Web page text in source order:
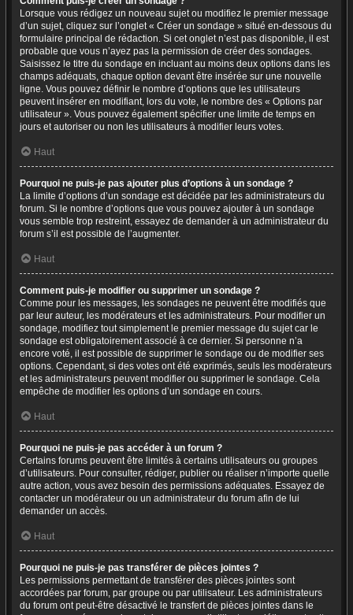
Lorsque vous rédigez un nouveau sujet ou modifiez le premier message
d’un sujet, cliquez sur l’onglet « Créer un sondage » situé en-dessous du
formulaire principal de rédaction. Si cet onglet n’est pas disponible, il est
probable que vous n’ayez pas la permission de créer des sondages.
Saisissez le titre du sondage en incluant au moins deux options dans les
champs adéquats, chaque option devant être insérée sur une nouvelle
ligne. Vous pouvez définir le nombre d’options que les utilisateurs
peuvent insérer en modifiant, lors du vote, le nombre des « Options par
utilisateur ». Vous pouvez également spécifier une limite de temps en
jours et autoriser ou non les utilisateurs à modifier leurs votes.
Haut
Pourquoi ne puis-je pas ajouter plus d’options à un sondage ?
La limite d’options d’un sondage est décidée par les administrateurs du
forum. Si le nombre d’options que vous pouvez ajouter à un sondage
vous semble trop restreint, essayez de demander à un administrateur du
forum s’il est possible de l’augmenter.
Haut
Comment puis-je modifier ou supprimer un sondage ?
Comme pour les messages, les sondages ne peuvent être modifiés que
par leur auteur, les modérateurs et les administrateurs. Pour modifier un
sondage, modifiez tout simplement le premier message du sujet car le
sondage est obligatoirement associé à ce dernier. Si personne n’a
encore voté, il est possible de supprimer le sondage ou de modifier ses
options. Cependant, si des votes ont été exprimés, seuls les modérateurs
et les administrateurs peuvent modifier ou supprimer le sondage. Cela
empêche de modifier les options d’un sondage en cours.
Haut
Pourquoi ne puis-je pas accéder à un forum ?
Certains forums peuvent être limités à certains utilisateurs ou groupes
d’utilisateurs. Pour consulter, rédiger, publier ou réaliser n’importe quelle
autre action, vous avez besoin des permissions adéquates. Essayez de
contacter un modérateur ou un administrateur du forum afin de lui
demander un accès.
Haut
Pourquoi ne puis-je pas transférer de pièces jointes ?
Les permissions permettant de transférer des pièces jointes sont
accordées par forum, par groupe ou par utilisateur. Les administrateurs
du forum ont peut-être désactivé le transfert de pièces jointes dans le